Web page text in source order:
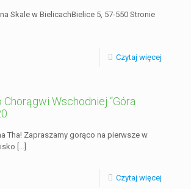
Skale w BielicachBielice 5, 57-550 Stronie
Czytaj więcej
Wschodniej “Góra
Tha! Zapraszamy gorąco na pierwsze w
[…]
Czytaj więcej